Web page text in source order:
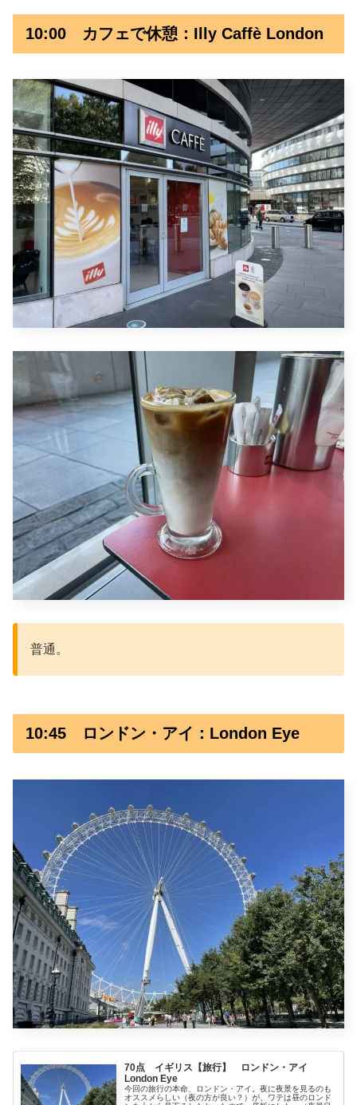
10:00 カフェで休憩：Illy Caffè London
普通。
10:45 ロンドン・アイ：London Eye
70点 イギリス【旅行】 ロンドン・アイ
London Eye
今回の旅行の本命、ロンドン・アイ。夜に夜景を見るのも
オススメらしい（夜の方が良い？）が、ワテは昼のロンド